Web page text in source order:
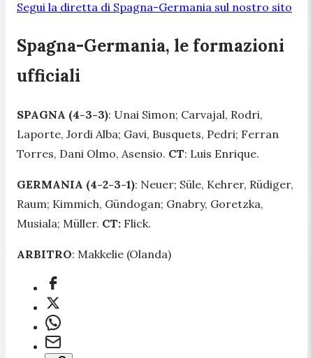
Segui la diretta di Spagna-Germania sul nostro sito
Spagna-Germania, le formazioni
ufficiali
SPAGNA (4-3-3): Unai Simon; Carvajal, Rodri,
Laporte, Jordi Alba; Gavi, Busquets, Pedri; Ferran
Torres, Dani Olmo, Asensio. CT: Luis Enrique.
GERMANIA (4-2-3-1): Neuer; Süle, Kehrer, Rüdiger,
Raum; Kimmich, Gündogan; Gnabry, Goretzka,
Musiala; Müller. CT: Flick.
ARBITRO: Makkelie (Olanda)